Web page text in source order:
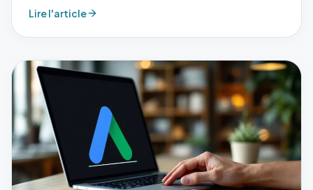
digitaux à Saint-Jean.
Lire l'article